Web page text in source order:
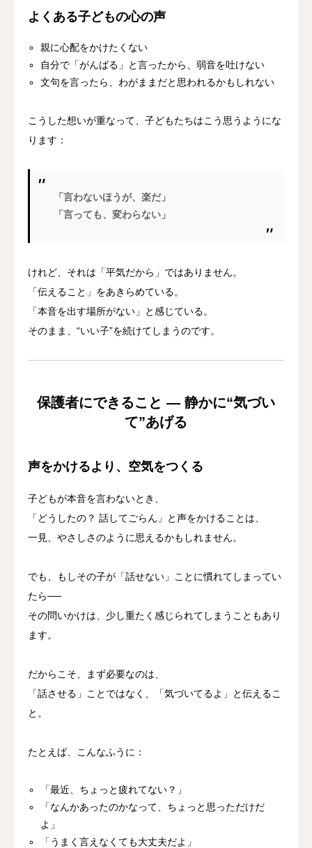
よくある子どもの心の声
親に心配をかけたくない
自分で「がんばる」と言ったから、弱音を吐けない
文句を言ったら、わがままだと思われるかもしれない
こうした想いが重なって、子どもたちはこう思うようにな
ります：
「言わないほうが、楽だ」
「言っても、変わらない」
けれど、それは「平気だから」ではありません。
「伝えること」をあきらめている。
「本音を出す場所がない」と感じている。
そのまま、“いい子”を続けてしまうのです。
保護者にできること ― 静かに“気づい
て”あげる
声をかけるより、空気をつくる
子どもが本音を言わないとき、
「どうしたの？ 話してごらん」と声をかけることは、
一見、やさしさのように思えるかもしれません。
でも、もしその子が「話せない」ことに慣れてしまってい
たら──
その問いかけは、少し重たく感じられてしまうこともあり
ます。
だからこそ、まず必要なのは、
「話させる」ことではなく、「気づいてるよ」と伝えるこ
と。
たとえば、こんなふうに：
「最近、ちょっと疲れてない？」
「なんかあったのかなって、ちょっと思っただけだ
よ」
「うまく言えなくても大丈夫だよ」